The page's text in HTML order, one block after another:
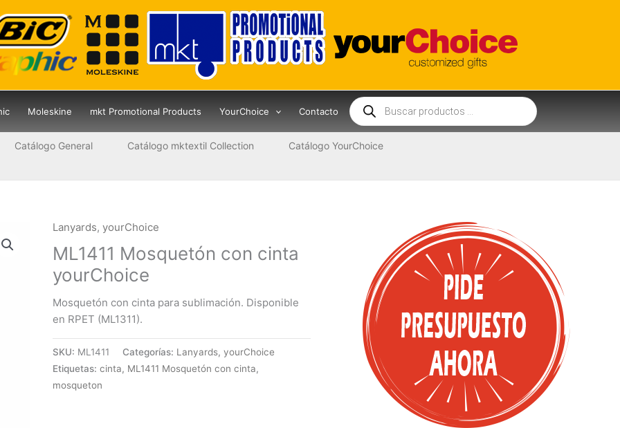
Moleskine mkt Promotional Products YourChoice Contacto
Búsqueda
de
productos
Catálogo General Catálogo mktextil Collection
Catálogo YourChoice
Lanyards,yourChoice
ML1411 Mosquetón con cinta
yourChoice
Mosquetón con cinta para sublimación. Disponible
en RPET (ML1311).
SKU: ML1411 Categorías: Lanyards,yourChoice
Etiquetas:cinta, ML1411 Mosquetón con cinta,
mosqueton